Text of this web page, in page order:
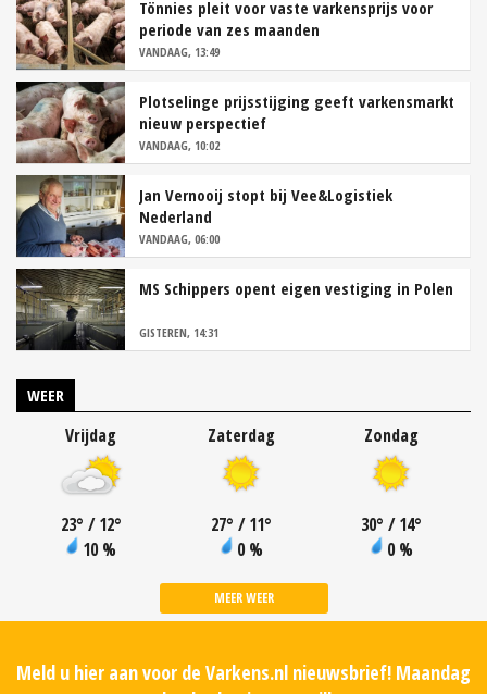
Tönnies pleit voor vaste varkensprijs voor
periode van zes maanden
VANDAAG, 13:49
Plotselinge prijsstijging geeft varkensmarkt
nieuw perspectief
VANDAAG, 10:02
Jan Vernooij stopt bij Vee&Logistiek
Nederland
VANDAAG, 06:00
MS Schippers opent eigen vestiging in Polen
GISTEREN, 14:31
WEER
Vrijdag
23° / 12°
10 %
Zaterdag
27° / 11°
0 %
Zondag
30° / 14°
0 %
MEER WEER
Meld u hier aan voor de Varkens.nl nieuwsbrief! Maandag